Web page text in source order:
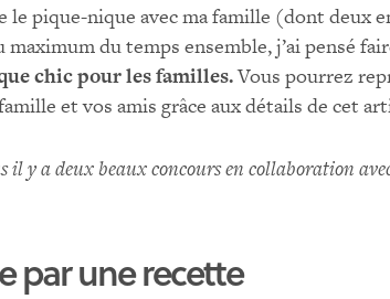
le pique-nique avec ma famille (dont deux
du temps ensemble, j’ai pensé
chic pour les familles.Vous pourrez
et vos amis grâce aux détails de cet
il y a deux beaux concours en collaboration
par une recette